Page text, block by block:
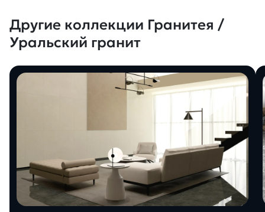
Другие коллекции Гранитея /
Уральский гранит